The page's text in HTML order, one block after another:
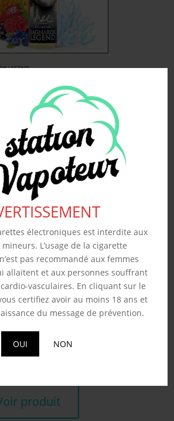
électroniques est interdite aux
L’usage de la cigarette
pas recommandé aux femmes
allaitent et aux personnes souffrant
vasculaires. En cliquant sur le
certifiez avoir au moins 18 ans et
du message de prévention.
OUI NON
LEGEND –
Souhaits
produit
50ML
produit